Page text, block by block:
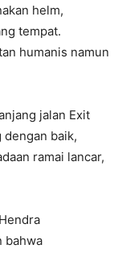
helm,
tempat.
humanis namun
jalan Exit
dengan baik,
ramai lancar,
bahwa